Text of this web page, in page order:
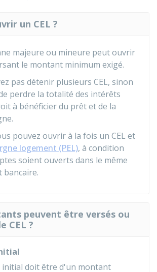
un CEL ?
majeure ou mineure peut ouvrir
le montant minimum exigé.
pas détenir plusieurs CEL, sinon
perdre la totalité des intérêts
à bénéficier du prêt et de la
pouvez ouvrir à la fois un CEL et
logement (PEL), à condition
soient ouverts dans le même
bancaire.
peuvent être versés ou
CEL ?
initial doit être d'un montant